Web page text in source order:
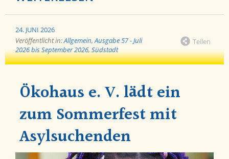
24. JUNI 2026
Veröffentlicht in:Allgemein,Ausgabe 57 - Juli
2026 bis September 2026,Südstadt
Teilen
Ökohaus e. V. lädt ein
zum Sommerfest mit
Asylsuchenden